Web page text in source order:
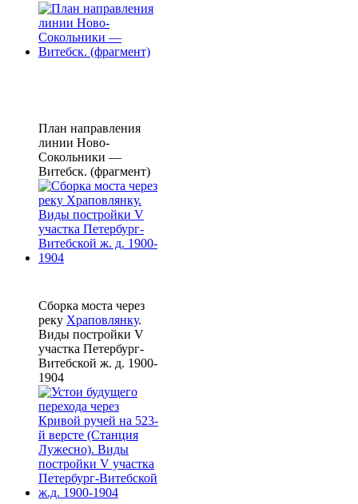
План направления
линии Ново-
Сокольники —
Витебск. (фрагмент)
Сборка моста через
реку Храповлянку.
Виды постройки V
участка Петербург-
Витебской ж. д. 1900-
1904